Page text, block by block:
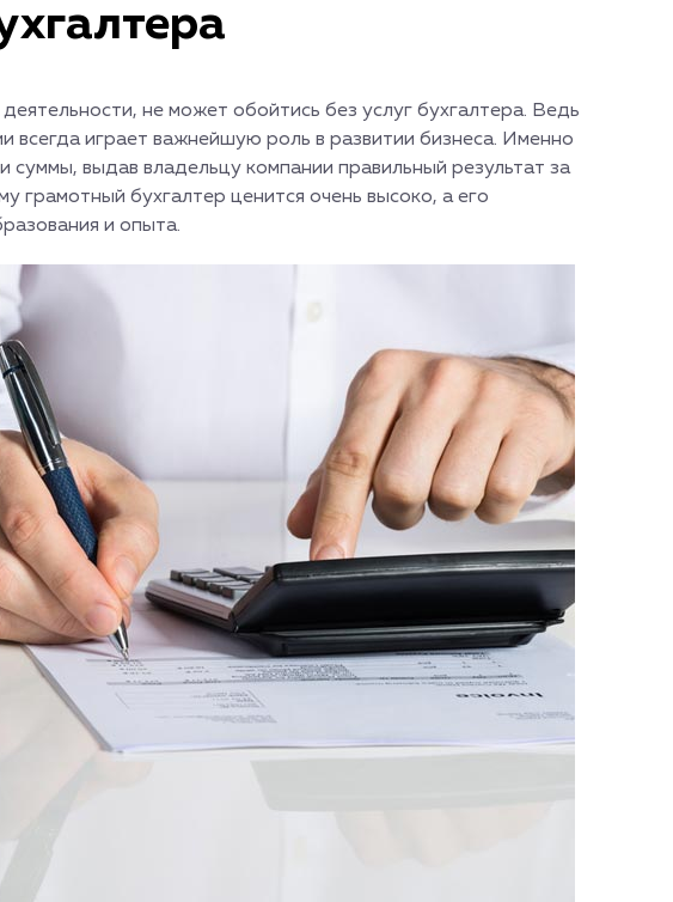
не может обойтись без услуг бухгалтера. Ведь
всегда играет важнейшую роль в развитии бизнеса. Именно
выдав владельцу компании правильный результат за
грамотный бухгалтер ценится очень высоко, а его
и опыта.